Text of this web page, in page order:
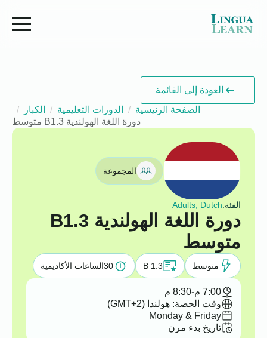
العودة إلى القائمة
الصفحة الرئيسية
الدورات التعليمية
الكبار
دورة اللغة الهولندية B1.3 متوسط
المجموعة
الفئة:Adults, Dutch
دورة اللغة الهولندية B1.3
متوسط
متوسط B 1.3
30الساعات الأكاديمية
7:00 م -8:30 م
وقت الحصة: هولندا (GMT+2)
Monday & Friday
تاريخ بدء مرن